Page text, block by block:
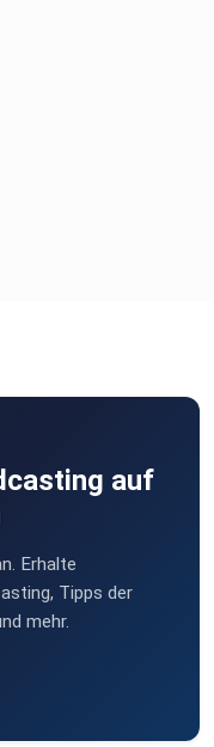
auf
Erhalte
Tipps der
mehr.